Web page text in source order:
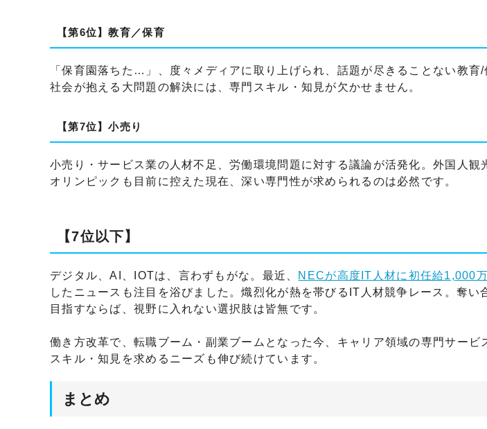
【第6位】教育／保育
「保育園落ちた…」、度々メディアに取り上げられ、話題が尽きることない教育/
社会が抱える大問題の解決には、専門スキル・知見が欠かせません。
【第7位】小売り
小売り・サービス業の人材不足、労働環境問題に対する議論が活発化。外国人観
オリンピックも目前に控えた現在、深い専門性が求められるのは必然です。
【7位以下】
デジタル、AI、IOTは、言わずもがな。最近、 NECが高度IT人材に初任給1,000
したニュースも注目を浴びました。熾烈化が熱を帯びるIT人材競争レース。奪い
目指すならば、視野に入れない選択肢は皆無です。
働き方改革で、転職ブーム・副業ブームとなった今、キャリア領域の専門サービ
スキル・知見を求めるニーズも伸び続けています。
まとめ